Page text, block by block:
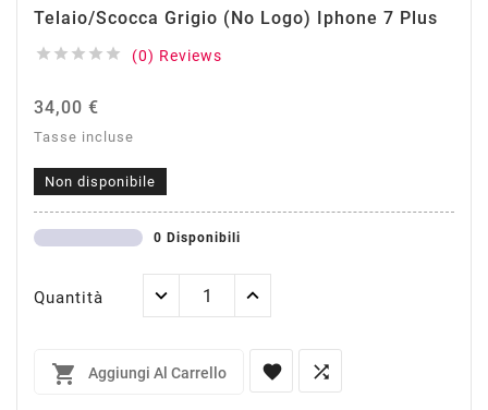
Telaio/Scocca Grigio (no Logo) Iphone 7 Plus
     (0) Reviews
34,00 €
Tasse incluse
Non disponibile
0 Disponibili
Quantità
 Aggiungi Al Carrello  